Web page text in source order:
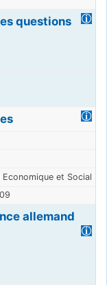
questions
et Social
allemand